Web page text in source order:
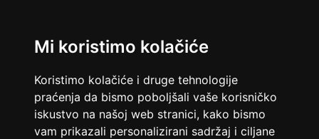
Mi koristimo kolačiće
Koristimo kolačiće i druge tehnologije
praćenja da bismo poboljšali vaše korisničko
iskustvo na našoj web stranici, kako bismo
vam prikazali personalizirani sadržaj i ciljane